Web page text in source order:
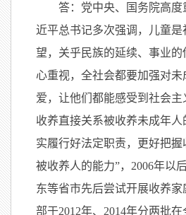
答：党中央、国务院高
近平总书记多次强调，儿童是
望，关乎民族的延续、事业的
心重视，全社会都要加强对未
爱，让他们都能感受到社会主
收养直接关系被收养未成年
实履行好法定职责，更好把握
被收养人的能力”，2006年以
东等省市先后尝试开展收养
部于2012年、2014年分两批